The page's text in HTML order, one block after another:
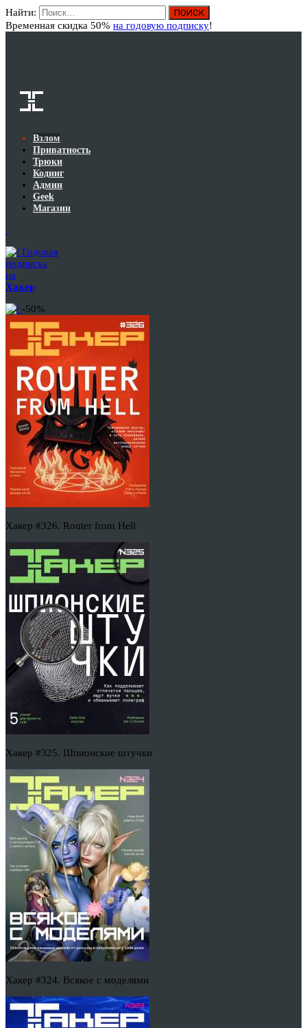
Найти:
Временная скидка 50% на годовую подписку!
Взлом
Приватность
Трюки
Кодинг
Админ
Geek
Магазин
Годовая
подписка
на
Хакер
-50%
Хакер #326. Router from Hell
Хакер #325. Шпионские штучки
Хакер #324. Всякое с моделями